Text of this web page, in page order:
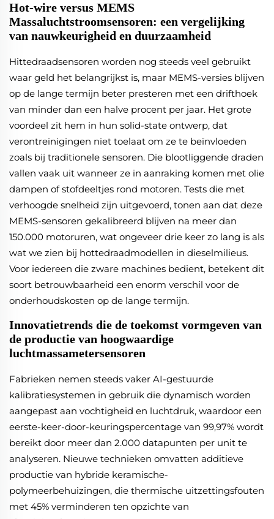
Hot-wire versus MEMS
Massaluchtstroomsensoren: een vergelijking
van nauwkeurigheid en duurzaamheid
Hittedraadsensoren worden nog steeds veel gebruikt
waar geld het belangrijkst is, maar MEMS-versies blijven
op de lange termijn beter presteren met een drifthoek
van minder dan een halve procent per jaar. Het grote
voordeel zit hem in hun solid-state ontwerp, dat
verontreinigingen niet toelaat om ze te beïnvloeden
zoals bij traditionele sensoren. Die blootliggende draden
vallen vaak uit wanneer ze in aanraking komen met olie
dampen of stofdeeltjes rond motoren. Tests die met
verhoogde snelheid zijn uitgevoerd, tonen aan dat deze
MEMS-sensoren gekalibreerd blijven na meer dan
150.000 motoruren, wat ongeveer drie keer zo lang is als
wat we zien bij hottedraadmodellen in dieselmilieus.
Voor iedereen die zware machines bedient, betekent dit
soort betrouwbaarheid een enorm verschil voor de
onderhoudskosten op de lange termijn.
Innovatietrends die de toekomst vormgeven van
de productie van hoogwaardige
luchtmassametersensoren
Fabrieken nemen steeds vaker AI-gestuurde
kalibratiesystemen in gebruik die dynamisch worden
aangepast aan vochtigheid en luchtdruk, waardoor een
eerste-keer-door-keuringspercentage van 99,97% wordt
bereikt door meer dan 2.000 datapunten per unit te
analyseren. Nieuwe technieken omvatten additieve
productie van hybride keramische-
polymeerbehuizingen, die thermische uitzettingsfouten
met 45% verminderen ten opzichte van